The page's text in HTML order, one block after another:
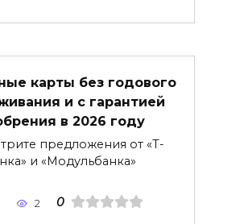
карты без годового
и с гарантией
в 2026 году
предложения от «Т-
и «Модульбанка»
2 0